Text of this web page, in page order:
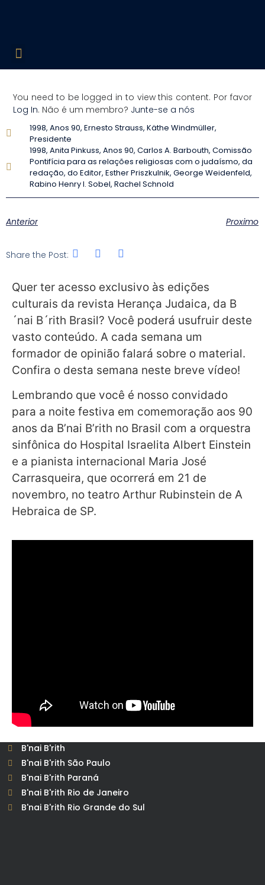
You need to be logged in to view this content. Por favor
Log In. Não é um membro? Junte-se a nós
1998, Anos 90, Ernesto Strauss, Käthe Windmüller,
Presidente
1998, Anita Pinkuss, Anos 90, Carlos A. Barbouth, Comissão
Pontifícia para as relações religiosas com o judaísmo, da
redação, do Editor, Esther Priszkulnik, George Weidenfeld,
Rabino Henry I. Sobel, Rachel Schnold
Anterior Proximo
Share the Post:
Quer ter acesso exclusivo às edições
culturais da revista Herança Judaica, da B
´nai B´rith Brasil? Você poderá usufruir deste
vasto conteúdo. A cada semana um
formador de opinião falará sobre o material.
Confira o desta semana neste breve vídeo!
Lembrando que você é nosso convidado
para a noite festiva em comemoração aos 90
anos da B’nai B’rith no Brasil com a orquestra
sinfônica do Hospital Israelita Albert Einstein
e a pianista internacional Maria José
Carrasqueira, que ocorrerá em 21 de
novembro, no teatro Arthur Rubinstein de A
Hebraica de SP.
B'nai B'rith
B'nai B'rith São Paulo
B'nai B'rith Paraná
B'nai B'rith Rio de Janeiro
B'nai B'rith Rio Grande do Sul